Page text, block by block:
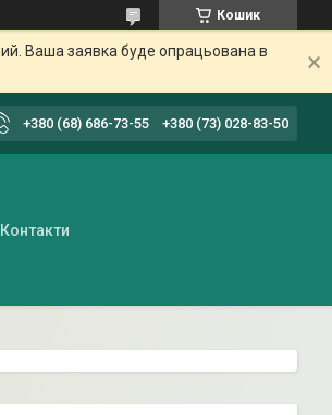
Кошик
Ваша заявка буде опрацьована в
+380 (68) 686-73-55 +380 (73) 028-83-50
Контакти